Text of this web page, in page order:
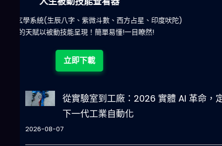
減少超過500萬個低概率中獎組合，提高中獎率
從實驗室到工廠：2026 實體 AI 革命，
下一代工業自動化
2026-08-07